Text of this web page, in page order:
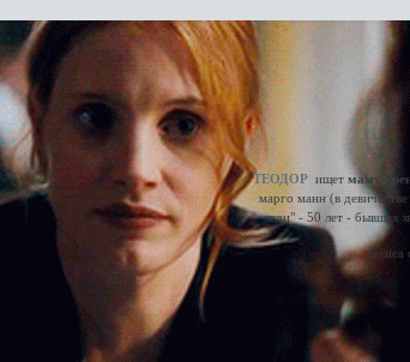
ТЕОДОРищетмаму-
марго манн (в
леди" - 50 лет - бывшая
jessica